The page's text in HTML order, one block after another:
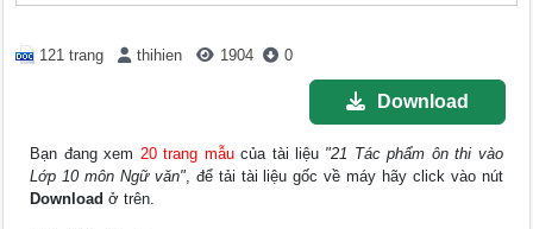
121 trang thihien 1904 0
Download
Bạn đang xem 20 trang mẫucủa tài liệu "21 Tác phẩm ôn thi vào
Lớp 10 môn Ngữ văn", để tải tài liệu gốc về máy hãy click vào nút
Download ở trên.